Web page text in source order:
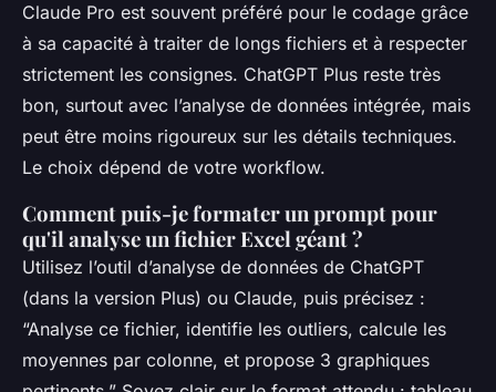
Claude Pro est souvent préféré pour le codage grâce
à sa capacité à traiter de longs fichiers et à respecter
strictement les consignes. ChatGPT Plus reste très
bon, surtout avec l’analyse de données intégrée, mais
peut être moins rigoureux sur les détails techniques.
Le choix dépend de votre workflow.
Comment puis-je formater un prompt pour
qu'il analyse un fichier Excel géant ?
Utilisez l’outil d’analyse de données de ChatGPT
(dans la version Plus) ou Claude, puis précisez :
“Analyse ce fichier, identifie les outliers, calcule les
moyennes par colonne, et propose 3 graphiques